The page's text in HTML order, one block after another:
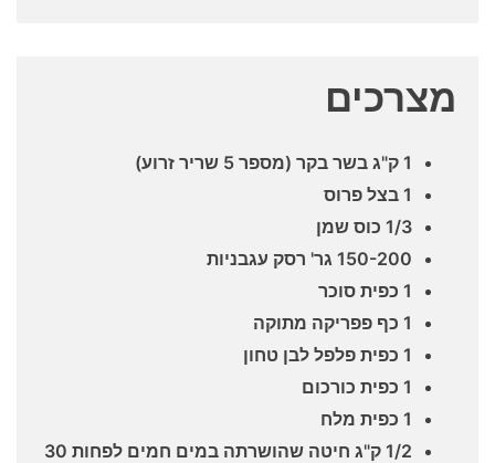
מצרכים
1 ק"ג בשר בקר (מספר 5 שריר זרוע)
1 בצל פרוס
1/3 כוס שמן
150-200 גר' רסק עגבניות
1 כפית סוכר
1 כף פפריקה מתוקה
1 כפית פלפל לבן טחון
1 כפית כורכום
1 כפית מלח
1/2 ק"ג חיטה שהושרתה במים חמים לפחות 30